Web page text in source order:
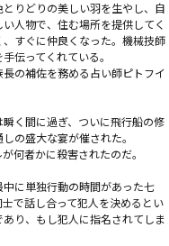
りどりの美しい羽を生やし、自
人物で、住む場所を提供してく
すぐに仲良くなった。機械技師
伝ってくれている。
の補佐を務める占い師ピトフイ
瞬く間に過ぎ、ついに飛行船の修
の盛大な宴が催された。
何者かに殺害されたのだ。
に単独行動の時間があった七
で話し合って犯人を決めるとい
り、もし犯人に指名されてしま